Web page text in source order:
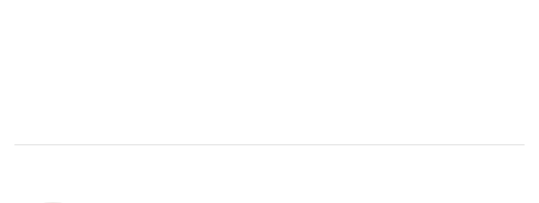
l